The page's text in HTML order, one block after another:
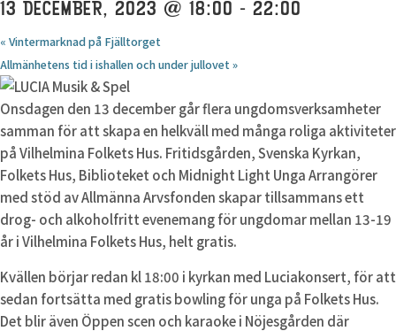
13 DECEMBER, 2023 @ 18:00 - 22:00
« Vintermarknad på Fjälltorget
Allmänhetens tid i ishallen och under jullovet »
Onsdagen den 13 december går flera ungdomsverksamheter
samman för att skapa en helkväll med många roliga aktiviteter
på Vilhelmina Folkets Hus. Fritidsgården, Svenska Kyrkan,
Folkets Hus, Biblioteket och Midnight Light Unga Arrangörer
med stöd av Allmänna Arvsfonden skapar tillsammans ett
drog- och alkoholfritt evenemang för ungdomar mellan 13-19
år i Vilhelmina Folkets Hus, helt gratis.
Kvällen börjar redan kl 18:00 i kyrkan med Luciakonsert, för att
sedan fortsätta med gratis bowling för unga på Folkets Hus.
Det blir även Öppen scen och karaoke i Nöjesgården där